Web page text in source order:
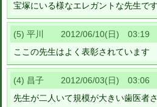
宝塚にいる様なエレガントな先生です
(5) 平川 2012/06/10(日) 03:19
ここの先生はよく表彰されています
(4) 昌子 2012/06/03(日) 03:06
先生が二人いて規模が大きい歯医者